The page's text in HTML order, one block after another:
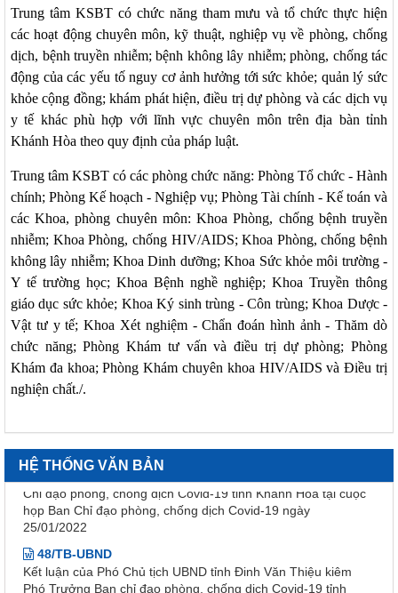
Trung tâm KSBT có chức năng tham mưu và tổ chức thực hiện
các hoạt động chuyên môn, kỹ thuật, nghiệp vụ về phòng, chống
dịch, bệnh truyền nhiễm; bệnh không lây nhiễm; phòng, chống tác
động của các yếu tố nguy cơ ảnh hưởng tới sức khỏe; quản lý sức
khỏe cộng đồng; khám phát hiện, điều trị dự phòng và các dịch vụ
y tế khác phù hợp với lĩnh vực chuyên môn trên địa bàn tỉnh
Khánh Hòa theo quy định của pháp luật.
Trung tâm KSBT có các phòng chức năng: Phòng Tổ chức - Hành
chính; Phòng Kế hoạch - Nghiệp vụ; Phòng Tài chính - Kế toán và
các Khoa, phòng chuyên môn: Khoa Phòng, chống bệnh truyền
nhiễm; Khoa Phòng, chống HIV/AIDS; Khoa Phòng, chống bệnh
không lây nhiễm; Khoa Dinh dưỡng; Khoa Sức khỏe môi trường -
Y tế trường học; Khoa Bệnh nghề nghiệp; Khoa Truyền thông
giáo dục sức khỏe; Khoa Ký sinh trùng - Côn trùng; Khoa Dược -
Vật tư y tế; Khoa Xét nghiệm - Chẩn đoán hình ảnh - Thăm dò
chức năng; Phòng Khám tư vấn và điều trị dự phòng; Phòng
Khám đa khoa; Phòng Khám chuyên khoa HIV/AIDS và Điều trị
nghiện chất./.
HỆ THỐNG VĂN BẢN
63/2026/NĐ-CP
Nghị định Quy định chi tiết một số điều và biện pháp thi hành
Luật bảo vệ bí mật nhà nước
CÔNG BÁO/Số 1097 + 1098
LUẬT XỬ LÝ VI PHẠM HÀNH CHÍNH
190/2025/NĐ-CP
Nghị định Sửa đổi, bổ sung một số điều của Nghị định số
118/2021/NĐ-CP ngày 23 tháng 12 năm 2021 của Chính phủ
quy định chi tiết một số điều và biện pháp thi hành Luật Xử lý
vi phạm hành chính được sửa đổi, bổ sung theo Nghị định số
68/2025/NĐ-CP ngày 18 tháng 3 năm 2025 của Chính phủ và
Nghị định số 120/2021/NĐ-CP ngày 24 tháng 12 năm 2021
của Chính phủ quy định chế độ áp dụng biện pháp xử lý hành
chính giáo dục tại xã, phường, thị trấn
189/2025/NĐ-CP
Nghị định Quy định chi tiết Luật Xử lý vi phạm hành chính về
thẩm quyền xử phạt vi phạm hành chính
318/VPCQTT
V/v định hướng công tác tuyên truyền, đấu tranh phản bác về
nhân quyền tháng 01/2026
1265/HD-BCĐ
Kết luận của UBND tỉnh Nguyễn Tấn Tuân kiêm Trưởng Ban
Chỉ đạo phòng, chống dịch Covid-19 tỉnh Khánh Hòa tại cuộc
họp Ban Chỉ đạo phòng, chống dịch Covid-19 ngày
25/01/2022
Kết luận của Phó Chủ tịch UBND tỉnh Đinh Văn Thiệu kiêm
Phó Trưởng Ban chỉ đạo phòng, chống dịch Covid-19 tỉnh